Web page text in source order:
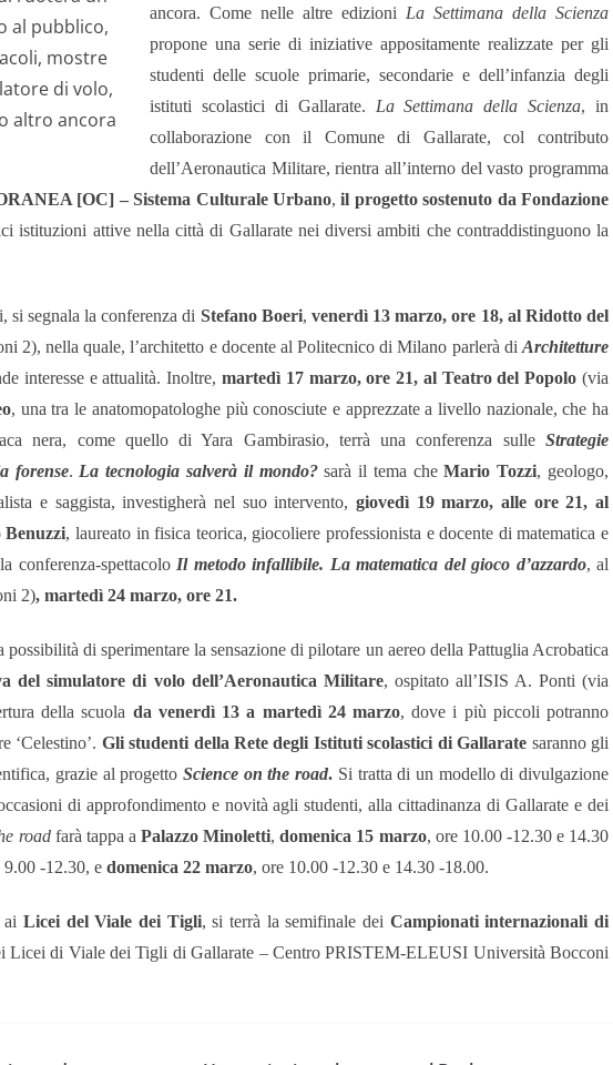
al pubblico,
mostre
di volo,
altro ancora
ancora. Come nelle altre edizioni La Settimana della Scienza
propone una serie di iniziative appositamente realizzate per gli
studenti delle scuole primarie, secondarie e dell’infanzia degli
istituti scolastici di Gallarate. La Settimana della Scienza, in
collaborazione con il Comune di Gallarate, col contributo
dell’Aeronautica Militare, rientra all’interno del vasto programma
[OC] – Sistema Culturale Urbano,il progetto sostenuto da Fondazione
istituzioni attive nella città di Gallarate nei diversi ambiti che contraddistinguono la
si segnala la conferenza di Stefano Boeri, venerdì 13 marzo, ore 18, al Ridotto del
2), nella quale, l’architetto e docente al Politecnico di Milano parlerà di Architetture
interesse e attualità.Inoltre,martedì 17 marzo, ore 21, al Teatro del Popolo (via
, una tra le anatomopatologhe più conosciute e apprezzate a livello nazionale, che ha
nera, come quello di Yara Gambirasio, terrà una conferenza sulle Strategie
forense. La tecnologia salverà il mondo?sarà il tema cheMario Tozzi, geologo,
e saggista, investigherà nel suo intervento, giovedì 19 marzo, alle ore 21, al
Benuzzi, laureato in fisica teorica, giocoliere professionista e docente di matematica e
conferenza-spettacolo Il metodo infallibile. La matematica del gioco d’azzardo, al
2), martedì 24 marzo, ore 21.
di sperimentare la sensazione di pilotare un aereo della Pattuglia Acrobatica
del simulatore di volo dell’Aeronautica Militare, ospitato all’ISIS A. Ponti (via
della scuola da venerdì 13 a martedì 24 marzo, dove i più piccoli potranno
‘Celestino’. Gli studenti della Rete degli Istituti scolastici di Gallarate saranno gli
grazie al progetto Science on the road. Si tratta di un modello di divulgazione
di approfondimento e novità agli studenti, alla cittadinanza di Gallarate e dei
roadfarà tappa aPalazzo Minoletti,domenica 15 marzo, ore 10.00 -12.30 e 14.30
9.00 -12.30, e domenica 22 marzo, ore 10.00 -12.30 e 14.30 -18.00.
ai Licei del Viale dei Tigli, si terrà la semifinale dei Campionati internazionali di
Licei di Viale dei Tigli di Gallarate – Centro PRISTEM-ELEUSI Università Bocconi